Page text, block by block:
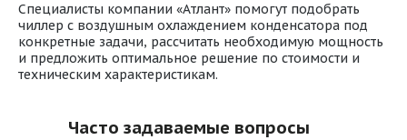
Специалисты компании «Атлант» помогут подобрать
чиллер с воздушным охлаждением конденсатора под
конкретные задачи, рассчитать необходимую мощность
и предложить оптимальное решение по стоимости и
техническим характеристикам.
Часто задаваемые вопросы